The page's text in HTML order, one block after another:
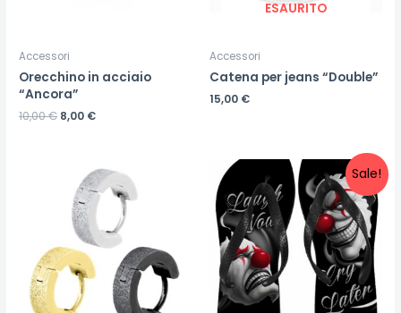
Accessori
Orecchino in acciaio
“Ancora”
10,00€ 8,00 €
ESAURITO
Accessori
Catena per jeans “Double”
15,00 €
Sale!